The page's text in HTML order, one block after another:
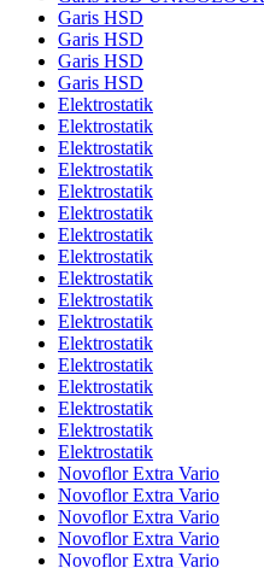
Garis HSD
Garis HSD
Garis HSD
Garis HSD
Elektrostatik
Elektrostatik
Elektrostatik
Elektrostatik
Elektrostatik
Elektrostatik
Elektrostatik
Elektrostatik
Elektrostatik
Elektrostatik
Elektrostatik
Elektrostatik
Elektrostatik
Elektrostatik
Elektrostatik
Elektrostatik
Elektrostatik
Novoflor Extra Vario
Novoflor Extra Vario
Novoflor Extra Vario
Novoflor Extra Vario
Novoflor Extra Vario